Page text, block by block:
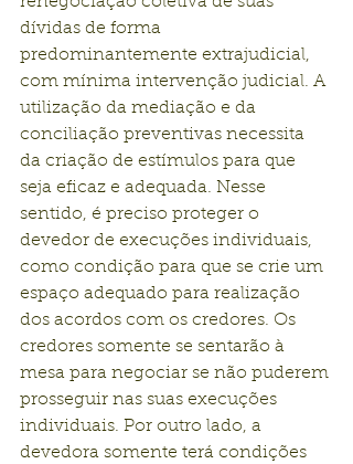
dívidas de forma
predominantemente extrajudicial,
com mínima intervenção judicial. A
utilização da mediação e da
conciliação preventivas necessita
da criação de estímulos para que
seja eficaz e adequada. Nesse
sentido, é preciso proteger o
devedor de execuções individuais,
como condição para que se crie um
espaço adequado para realização
dos acordos com os credores. Os
credores somente se sentarão à
mesa para negociar se não puderem
prosseguir nas suas execuções
individuais. Por outro lado, a
devedora somente terá condições